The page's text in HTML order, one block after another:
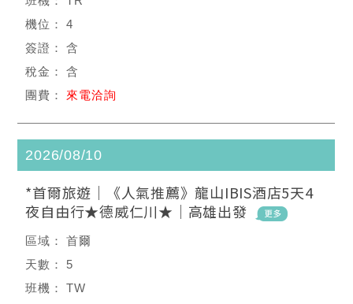
4
含
含
來電洽詢
2026/08/10
*首爾旅遊｜《人氣推薦》龍山IBIS酒店5天4
夜自由行★德威仁川★｜高雄出發
首爾
5
TW